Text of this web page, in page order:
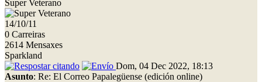
Super Veterano
14/10/11
0 Carreiras
2614 Mensaxes
Sparkland
Dom, 04 Dec 2022, 18:13
Asunto: Re: El Correo Papalegüense (edición online)